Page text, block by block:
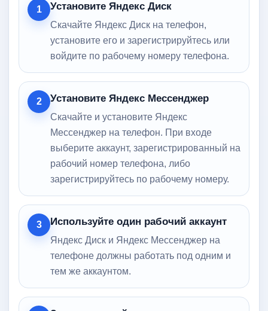
1 Установите Яндекс Диск
Скачайте Яндекс Диск на телефон,
установите его и зарегистрируйтесь или
войдите по рабочему номеру телефона.
2 Установите Яндекс Мессенджер
Скачайте и установите Яндекс
Мессенджер на телефон. При входе
выберите аккаунт, зарегистрированный на
рабочий номер телефона, либо
зарегистрируйтесь по рабочему номеру.
3 Используйте один рабочий аккаунт
Яндекс Диск и Яндекс Мессенджер на
телефоне должны работать под одним и
тем же аккаунтом.